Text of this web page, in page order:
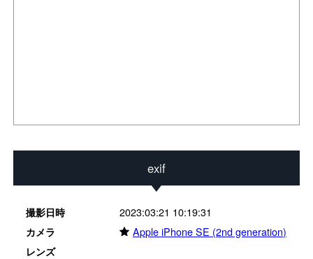
exif
撮影日時 2023:03:21 10:19:31
カメラ Apple iPhone SE (2nd generation)
レンズ